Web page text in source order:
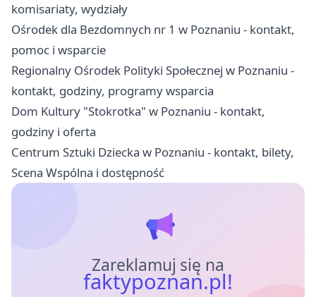
komisariaty, wydziały
Ośrodek dla Bezdomnych nr 1 w Poznaniu - kontakt,
pomoc i wsparcie
Regionalny Ośrodek Polityki Społecznej w Poznaniu -
kontakt, godziny, programy wsparcia
Dom Kultury "Stokrotka" w Poznaniu - kontakt,
godziny i oferta
Centrum Sztuki Dziecka w Poznaniu - kontakt, bilety,
Scena Wspólna i dostępność
Zareklamuj się na
faktypoznan.pl!